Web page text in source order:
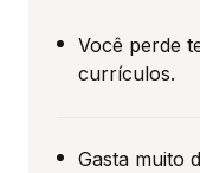
Você perde
currículos.
Gasta muito